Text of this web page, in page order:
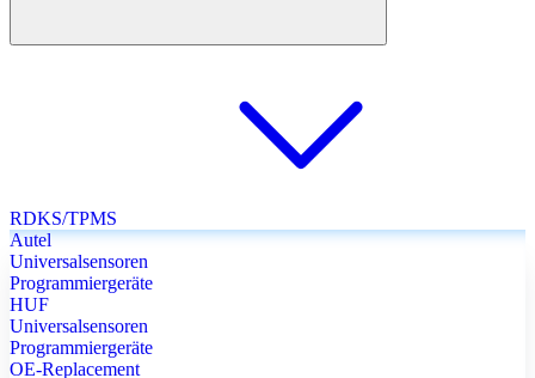
RDKS/TPMS
Autel
Universalsensoren
Programmiergeräte
HUF
Universalsensoren
Programmiergeräte
OE-Replacement